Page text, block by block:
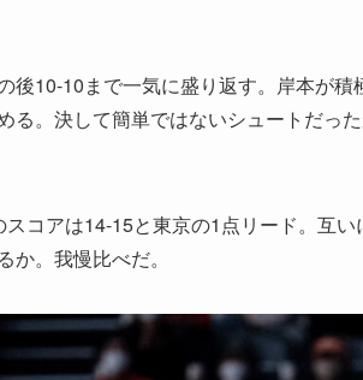
後10-10まで一気に盛り返す。岸本が
る。決して簡単ではないシュートだっ
コアは14-15と東京の1点リード。互
か。我慢比べだ。